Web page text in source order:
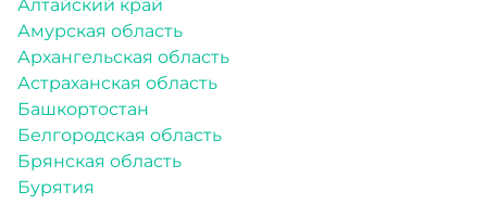
Алтайский край
Амурская область
Архангельская область
Астраханская область
Башкортостан
Белгородская область
Брянская область
Бурятия